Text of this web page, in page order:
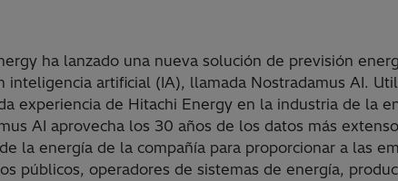
ha lanzado una nueva solución de previsión
inteligencia artificial (IA), llamada Nostradamus AI.
experiencia de Hitachi Energy en la industria de la
AI aprovecha los 30 años de los datos más
la energía de la compañía para proporcionar a las
públicos, operadores de sistemas de energía,